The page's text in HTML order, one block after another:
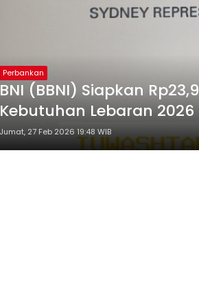
Perbankan
BNI (BBNI) Siapkan
Kebutuhan Lebaran 2026
Jumat, 27 Feb 2026 19:48 WIB